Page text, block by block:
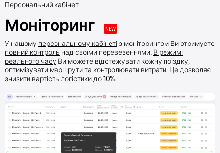
Персональний кабінет
Моніторинг NEW
У нашому персональному кабінетіз моніторингом Ви отримуєте
повний контроль над своїми перевезеннями. В режимі
реального часу Ви можете відстежувати кожну поїздку,
оптимізувати маршрути та контролювати витрати. Це дозволяє
знизити вартість логістики до 10%.